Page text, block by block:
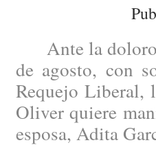
Ante la
de agosto, con
Requejo Liberal,
Oliver quiere
esposa, Adita